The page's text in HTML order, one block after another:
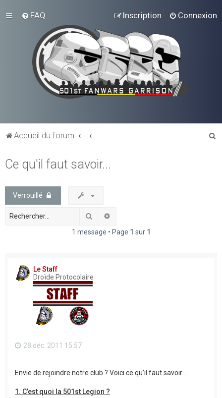
FAQ Connexion
Inscription
Accueil du forum
Ce qu'il faut savoir...
Verrouillé
Rechercher
1 message • Page 1 sur 1
Le Staff
Droïde Protocolaire
28 déc. 2011 15:57
Envie de rejoindre notre club ? Voici ce qu’il faut savoir…
1. C’est quoi la 501st Legion ?